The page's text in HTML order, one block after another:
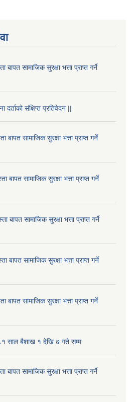
सामाजिक सुरक्षा भत्ता प्राप्त गर्ने
संक्षिप्त प्रतिवेदन ||
सामाजिक सुरक्षा भत्ता प्राप्त गर्ने
सामाजिक सुरक्षा भत्ता प्राप्त गर्ने
सामाजिक सुरक्षा भत्ता प्राप्त गर्ने
सामाजिक सुरक्षा भत्ता प्राप्त गर्ने
सामाजिक सुरक्षा भत्ता प्राप्त गर्ने
साल बैशाख १ देखि ७ गते सम्म
सामाजिक सुरक्षा भत्ता प्राप्त गर्ने